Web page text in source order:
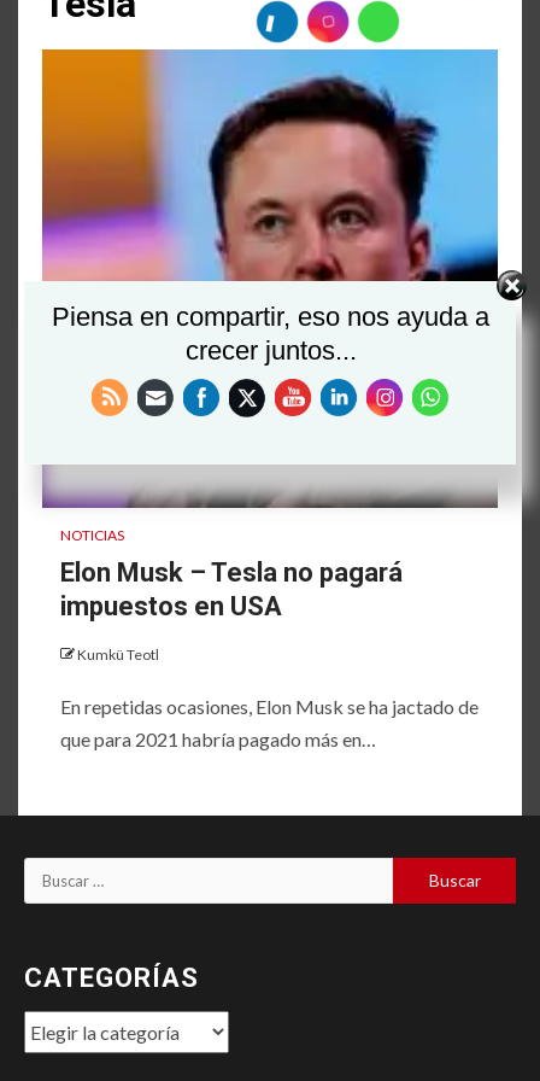
NOTICIAS
Elon Musk – Tesla no pagará
impuestos en USA
Kumkü Teotl
En repetidas ocasiones, Elon Musk se ha jactado de
que para 2021 habría pagado más en…
Buscar:
CATEGORÍAS
Categorías
Piensa en compartir, eso nos ayuda a
crecer juntos...